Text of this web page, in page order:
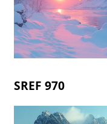
SREF 970